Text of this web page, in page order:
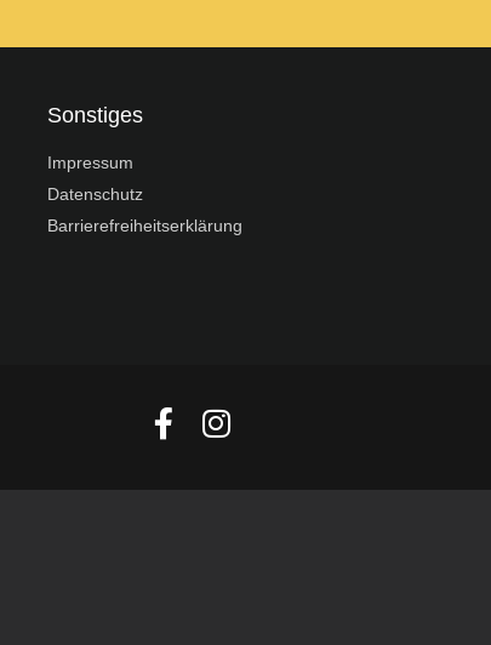
Sonstiges
Impressum
Datenschutz
Barrierefreiheitserklärung